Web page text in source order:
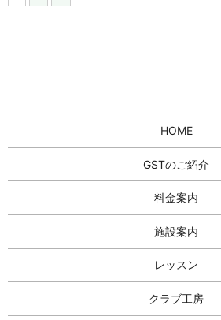
HOME
GSTのご紹介
料金案内
施設案内
レッスン
クラブ工房